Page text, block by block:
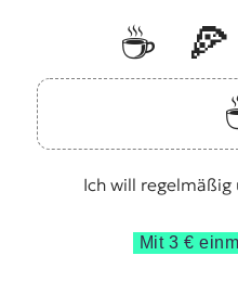
☕️ 🍕
Ich will
Mit 3 €